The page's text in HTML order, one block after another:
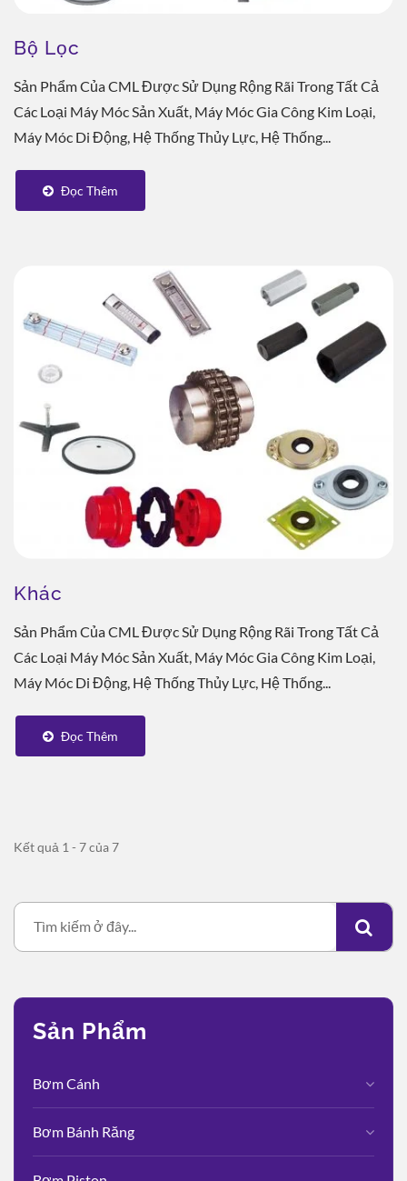
Bộ Lọc
Sản Phẩm Của CML Được Sử Dụng Rộng Rãi Trong Tất Cả
Các Loại Máy Móc Sản Xuất, Máy Móc Gia Công Kim Loại,
Máy Móc Di Động, Hệ Thống Thủy Lực, Hệ Thống...
Đọc Thêm
Khác
Sản Phẩm Của CML Được Sử Dụng Rộng Rãi Trong Tất Cả
Các Loại Máy Móc Sản Xuất, Máy Móc Gia Công Kim Loại,
Máy Móc Di Động, Hệ Thống Thủy Lực, Hệ Thống...
Đọc Thêm
Kết quả 1 - 7 của 7
Sản Phẩm
Bơm Cánh
Bơm Bánh Răng